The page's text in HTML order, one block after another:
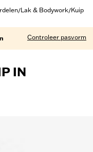
/Lak & Bodywork/Kuip
Controleer pasvorm
IN